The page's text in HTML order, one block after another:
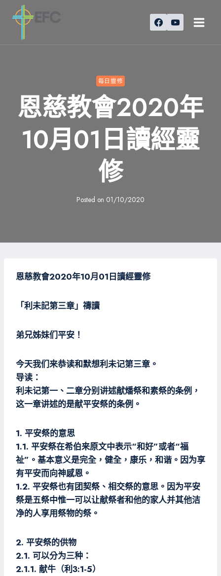
每日靈修
恩慈教會2020年
10月01日讀經靈
修
Posted on 01/10/2020
恩慈教會2020年10月01日讀經靈修
「利未記第三章」禱讀
弟兄姊妹们平安！
今天我们来恭读和默想利未记第三章。
导读：
利未记第一、二章分别讲述献燔祭和素祭的条例，
这一章讲述的是献平安祭的条例。
1. 平安祭的意思
1.1. 平安祭在希伯来原文中表示“和好”或者“福
祉”。基本意义是完全，健全，康乐，和谐。因为享
有平安而向神感恩。
1.2. 平安祭也有团契祭、相交祭的意思。因为平安
祭是五祭中惟一可以让献祭者和他的家人并其他洁
净的人享用祭物的祭。
2. 平安祭的供物
2.1. 可以分为三种：
2.1.1. 献牛（利3:1-5）